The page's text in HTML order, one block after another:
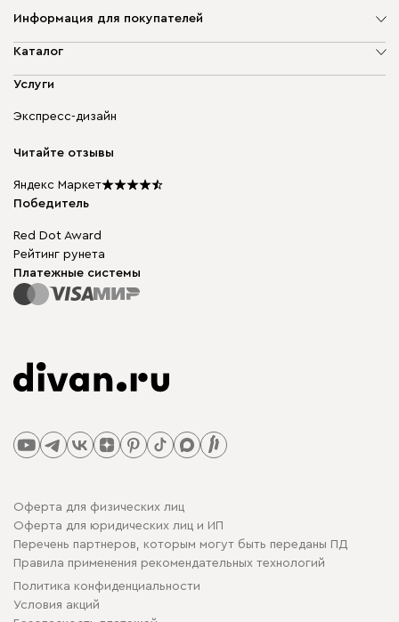
Информация для покупателей
О компании
Доставка и оплата
диван.клуб
Карьера
Подарочные сертификаты
Мы в прессе
Каталог
Мягкая мебель
Бескаркасная мебель
Столы и стулья
Услуги
Экспресс-дизайн
Читайте отзывы
Яндекс Маркет
Победитель
Red Dot Award
Рейтинг рунета
Платежные системы
Оферта для физических лиц
Оферта для юридических лиц и ИП
Перечень партнеров, которым могут быть переданы ПД
Правила применения рекомендательных технологий
Политика конфиденциальности
Условия акций